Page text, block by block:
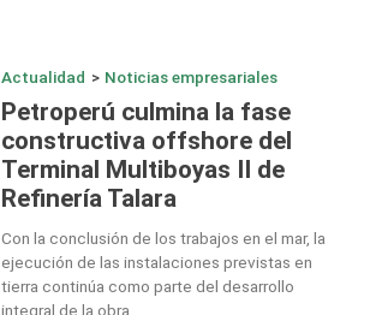
Actualidad > Noticias empresariales
Petroperú culmina la fase
constructiva offshore del
Terminal Multiboyas II de
Refinería Talara
Con la conclusión de los trabajos en el mar, la
ejecución de las instalaciones previstas en
tierra continúa como parte del desarrollo
integral de la obra.